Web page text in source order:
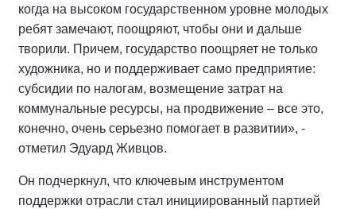
когда на высоком государственном уровне молодых
ребят замечают, поощряют, чтобы они и дальше
творили. Причем, государство поощряет не только
художника, но и поддерживает само предприятие:
субсидии по налогам, возмещение затрат на
коммунальные ресурсы, на продвижение – все это,
конечно, очень серьезно помогает в развитии», -
отметил Эдуард Живцов.
Он подчеркнул, что ключевым инструментом
поддержки отрасли стал инициированный партией